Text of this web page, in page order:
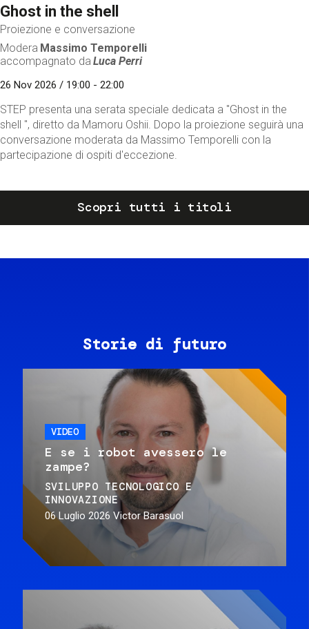
Ghost in the shell
Proiezione e conversazione
Modera Massimo Temporelli
accompagnato da Luca Perri
26 Nov 2026 / 19:00 - 22:00
STEP presenta una serata speciale dedicata a "Ghost in the
shell ", diretto da Mamoru Oshii. Dopo la proiezione seguirà una
conversazione moderata da Massimo Temporelli con la
partecipazione di ospiti d'eccezione.
Scopri tutti i titoli
Storie di futuro
VIDEO
E se i robot avessero le
zampe?
SVILUPPO TECNOLOGICO E
INNOVAZIONE
06 Luglio 2026 Victor Barasuol